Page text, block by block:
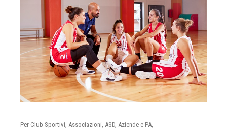
Per Club Sportivi, Associazioni, ASD, Aziende e PA,